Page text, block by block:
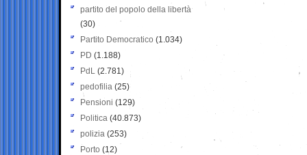
partito del popolo della libertà
(30)
Partito Democratico (1.034)
PD (1.188)
PdL (2.781)
pedofilia (25)
Pensioni (129)
Politica (40.873)
polizia (253)
Porto (12)